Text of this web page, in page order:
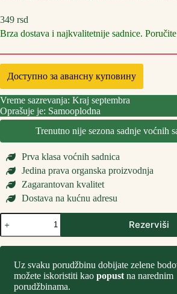
349 rsd
Brza dostava i najkvalitetnije sadnice.
Доступно за авансну куповину
Vreme sazrevanja: Kraj septembra
Oprašuje je: Samooplodna
Trenutno nije sezona sadnje voćnih
Prva klasa voćnih sadnica
Jedina prava organska proizvodnja
Zagarantovan kvalitet
Dostava na kućnu adresu
Stubaste
Sadnice
Voća
Jabuka
Rumeno
Vreteno
количина
Rezerviši
Uz svaku porudžbinu dobijate zelene
možete iskoristiti kao popust na narednim
porudžbinama.